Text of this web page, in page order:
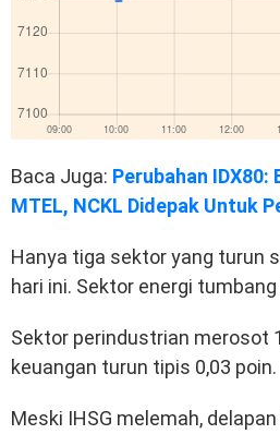
Baca Juga: Perubahan IDX80:
MTEL, NCKL Didepak Untuk
Hanya tiga sektor yang turun
hari ini. Sektor energi tumbang
Sektor perindustrian merosot
keuangan turun tipis 0,03 poin.
Meski IHSG melemah,